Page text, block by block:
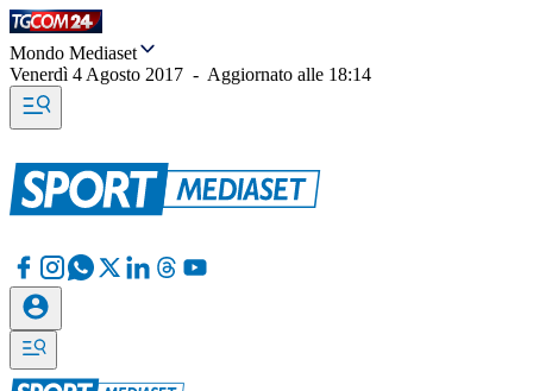
Mondo Mediaset
Venerdì 4 Agosto 2017 - Aggiornato alle 18:14